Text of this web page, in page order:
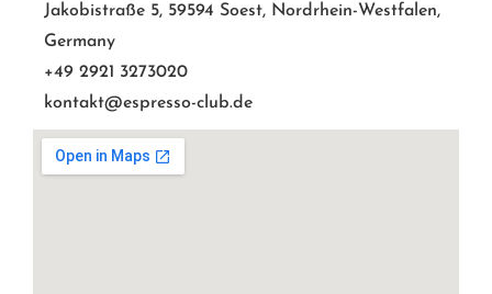
Jakobistraße 5, 59594 Soest, Nordrhein-Westfalen,
Germany
+49 2921 3273020
kontakt@espresso-club.de